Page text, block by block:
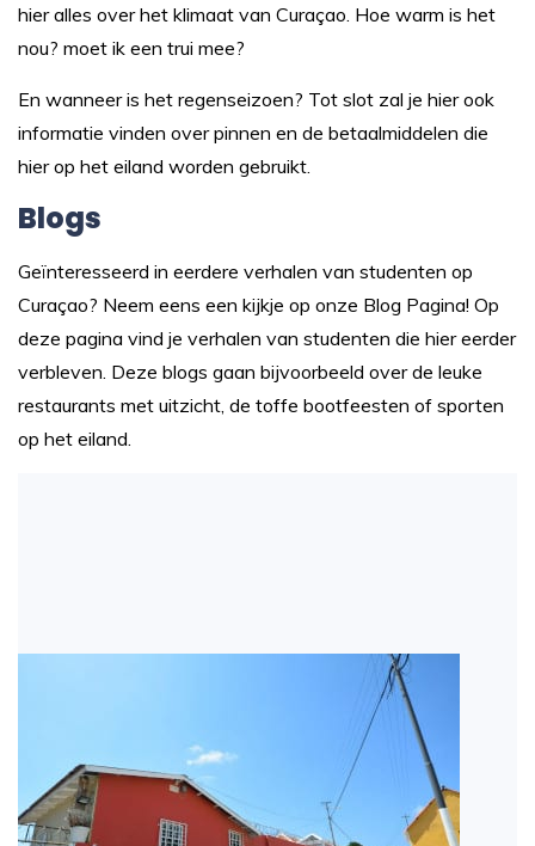
hier alles over het klimaat van Curaçao. Hoe warm is het
nou? moet ik een trui mee?
En wanneer is het regenseizoen? Tot slot zal je hier ook
informatie vinden over pinnen en de betaalmiddelen die
hier op het eiland worden gebruikt.
Blogs
Geïnteresseerd in eerdere verhalen van studenten op
Curaçao? Neem eens een kijkje op onze Blog Pagina! Op
deze pagina vind je verhalen van studenten die hier eerder
verbleven. Deze blogs gaan bijvoorbeeld over de leuke
restaurants met uitzicht, de toffe bootfeesten of sporten
op het eiland.